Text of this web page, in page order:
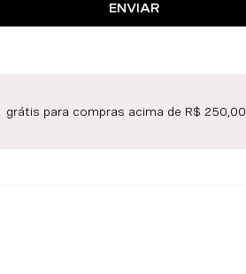
ENVIAR
grátis para compras acima de R$ 250,00